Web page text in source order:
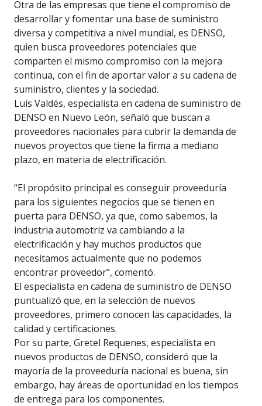
Otra de las empresas que tiene el compromiso de
desarrollar y fomentar una base de suministro
diversa y competitiva a nivel mundial, es DENSO,
quien busca proveedores potenciales que
comparten el mismo compromiso con la mejora
continua, con el fin de aportar valor a su cadena de
suministro, clientes y la sociedad.
Luís Valdés, especialista en cadena de suministro de
DENSO en Nuevo León, señaló que buscan a
proveedores nacionales para cubrir la demanda de
nuevos proyectos que tiene la firma a mediano
plazo, en materia de electrificación.
“El propósito principal es conseguir proveeduría
para los siguientes negocios que se tienen en
puerta para DENSO, ya que, como sabemos, la
industria automotriz va cambiando a la
electrificación y hay muchos productos que
necesitamos actualmente que no podemos
encontrar proveedor”, comentó.
El especialista en cadena de suministro de DENSO
puntualizó que, en la selección de nuevos
proveedores, primero conocen las capacidades, la
calidad y certificaciones.
Por su parte, Gretel Requenes, especialista en
nuevos productos de DENSO, consideró que la
mayoría de la proveeduría nacional es buena, sin
embargo, hay áreas de oportunidad en los tiempos
de entrega para los componentes.